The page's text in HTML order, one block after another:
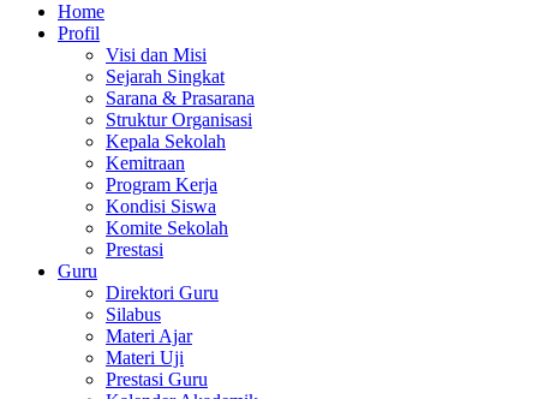
Home
Profil
Visi dan Misi
Sejarah Singkat
Sarana & Prasarana
Struktur Organisasi
Kepala Sekolah
Kemitraan
Program Kerja
Kondisi Siswa
Komite Sekolah
Prestasi
Guru
Direktori Guru
Silabus
Materi Ajar
Materi Uji
Prestasi Guru